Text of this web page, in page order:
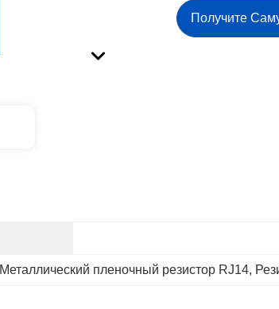
Получите
Металлический пленочный резистор RJ14,